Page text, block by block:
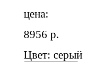
цена:
8956 р.
Цвет: серый